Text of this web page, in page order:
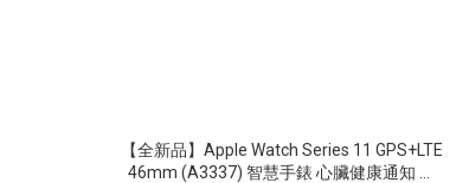
【全新品】Apple Watch Series 11 GPS+LTE
46mm (A3337) 智慧手錶 心臟健康通知 生